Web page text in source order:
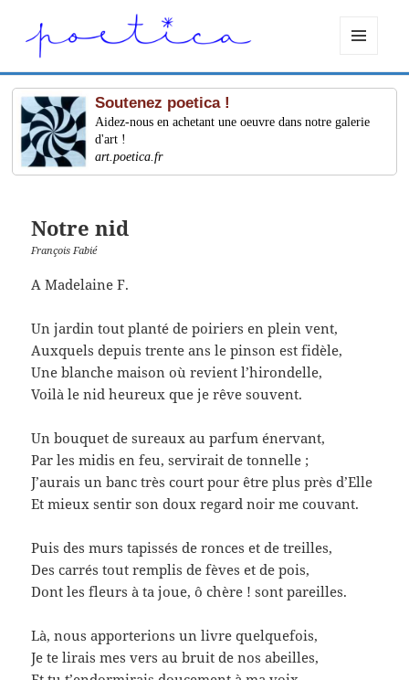
ET
WIDGETS
Soutenez poetica !
Aidez-nous en achetant une oeuvre dans notre galerie
d'art !
art.poetica.fr
Notre nid
François Fabié
A Madelaine F.
Un jardin tout planté de poiriers en plein vent,
Auxquels depuis trente ans le pinson est fidèle,
Une blanche maison où revient l’hirondelle,
Voilà le nid heureux que je rêve souvent.
Un bouquet de sureaux au parfum énervant,
Par les midis en feu, servirait de tonnelle ;
J’aurais un banc très court pour être plus près d’Elle
Et mieux sentir son doux regard noir me couvant.
Puis des murs tapissés de ronces et de treilles,
Des carrés tout remplis de fèves et de pois,
Dont les fleurs à ta joue, ô chère ! sont pareilles.
Là, nous apporterions un livre quelquefois,
Je te lirais mes vers au bruit de nos abeilles,